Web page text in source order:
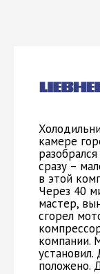
камере
сразу –
в этой
Через 40
мастер,
сгорел
компании.
положено.